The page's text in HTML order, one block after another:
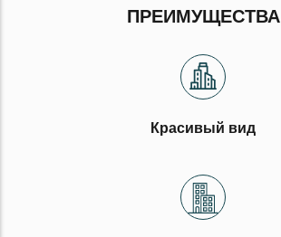
ПРЕИМУЩЕСТВА
Красивый вид